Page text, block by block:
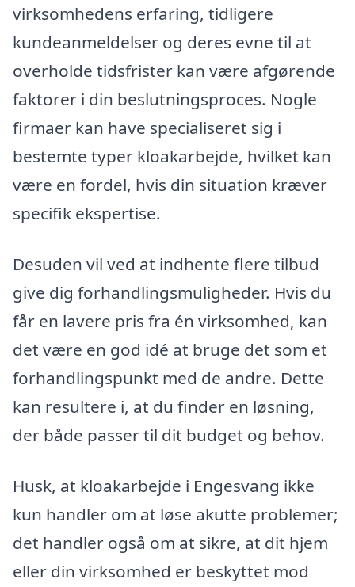
virksomhedens erfaring, tidligere
kundeanmeldelser og deres evne til at
overholde tidsfrister kan være afgørende
faktorer i din beslutningsproces. Nogle
firmaer kan have specialiseret sig i
bestemte typer kloakarbejde, hvilket kan
være en fordel, hvis din situation kræver
specifik ekspertise.
Desuden vil ved at indhente flere tilbud
give dig forhandlingsmuligheder. Hvis du
får en lavere pris fra én virksomhed, kan
det være en god idé at bruge det som et
forhandlingspunkt med de andre. Dette
kan resultere i, at du finder en løsning,
der både passer til dit budget og behov.
Husk, at kloakarbejde i Engesvang ikke
kun handler om at løse akutte problemer;
det handler også om at sikre, at dit hjem
eller din virksomhed er beskyttet mod